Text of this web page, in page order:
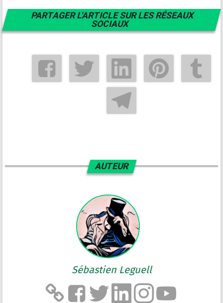
PARTAGER L'ARTICLE SUR LES RÉSEAUX
SOCIAUX
AUTEUR
Sébastien Leguell